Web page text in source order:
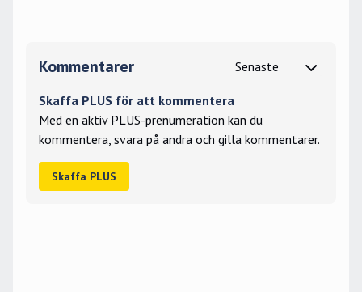
Kommentarer
Skaffa PLUS för att kommentera
Med en aktiv PLUS-prenumeration kan du
kommentera, svara på andra och gilla kommentarer.
Skaffa PLUS